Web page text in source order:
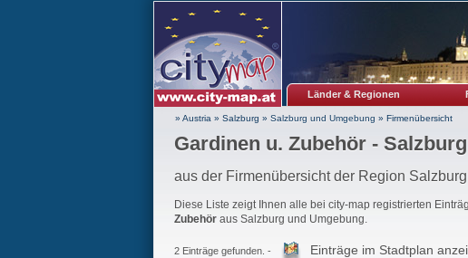
Länder & Regionen
» Austria » Salzburg » Salzburg und Umgebung » Firmenübersicht
Gardinen u. Zubehör -
aus der Firmenübersicht der Region
Diese Liste zeigt Ihnen alle bei city-map registrierten
Zubehöraus Salzburg und Umgebung.
2 Einträge gefunden. - Einträge im Stadtplan